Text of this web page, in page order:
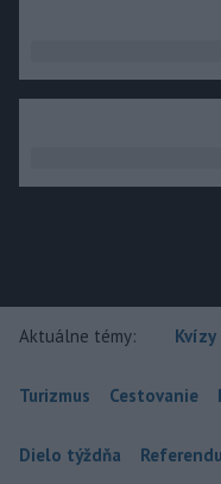
Aktuálne témy: Kvízy
Turizmus Cestovanie
Dielo týždňa